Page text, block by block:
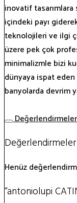
inovatif
içindeki payı
teknolojileri ve ilgi
üzere pek çok
minimalizmle bizi
dünyaya ispat eden
banyolarda devrim
Değerlendirmeler
Henüz
“antoniolupi